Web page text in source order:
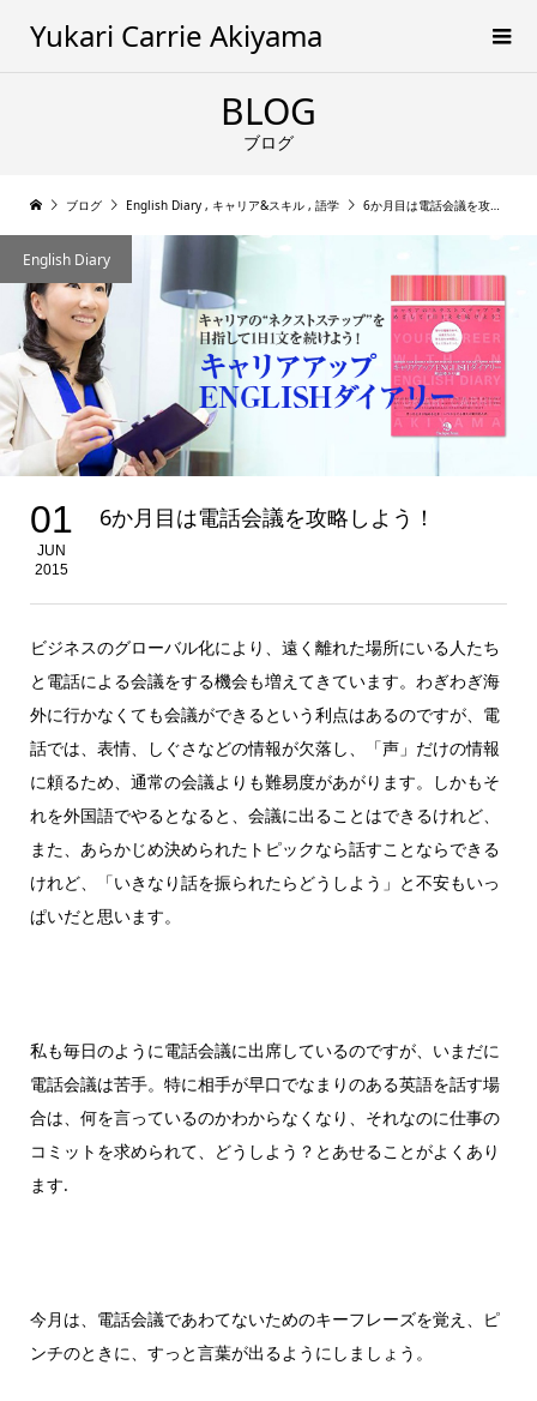
Yukari Carrie Akiyama
BLOG
ブログ
ブログ English Diary , キャリア&スキル , 語学 6か月目は電話会議を攻略しよう！
English Diary
01
JUN
2015
6か月目は電話会議を攻略しよう！
ビジネスのグローバル化により、遠く離れた場所にいる人たち
と電話による会議をする機会も増えてきています。わぎわぎ海
外に行かなくても会議ができるという利点はあるのですが、電
話では、表情、しぐさなどの情報が欠落し、「声」だけの情報
に頼るため、通常の会議よりも難易度があがります。しかもそ
れを外国語でやるとなると、会議に出ることはできるけれど、
また、あらかじめ決められたトピックなら話すことならできる
けれど、「いきなり話を振られたらどうしよう」と不安もいっ
ぱいだと思います。
私も毎日のように電話会議に出席しているのですが、いまだに
電話会議は苦手。特に相手が早口でなまりのある英語を話す場
合は、何を言っているのかわからなくなり、それなのに仕事の
コミットを求められて、どうしよう？とあせることがよくあり
ます.
今月は、電話会議であわてないためのキーフレーズを覚え、ピ
ンチのときに、すっと言葉が出るようにしましょう。